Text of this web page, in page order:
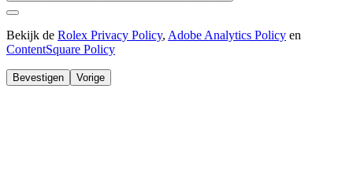
Bekijk de Rolex Privacy Policy, Adobe Analytics Policy en
ContentSquare Policy
Bevestigen Vorige